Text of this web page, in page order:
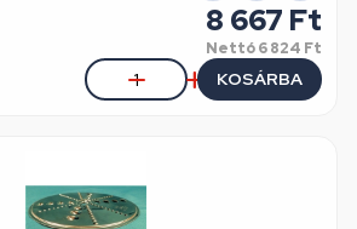
8 667 Ft
Nettó6 824 Ft
KOSÁRBA